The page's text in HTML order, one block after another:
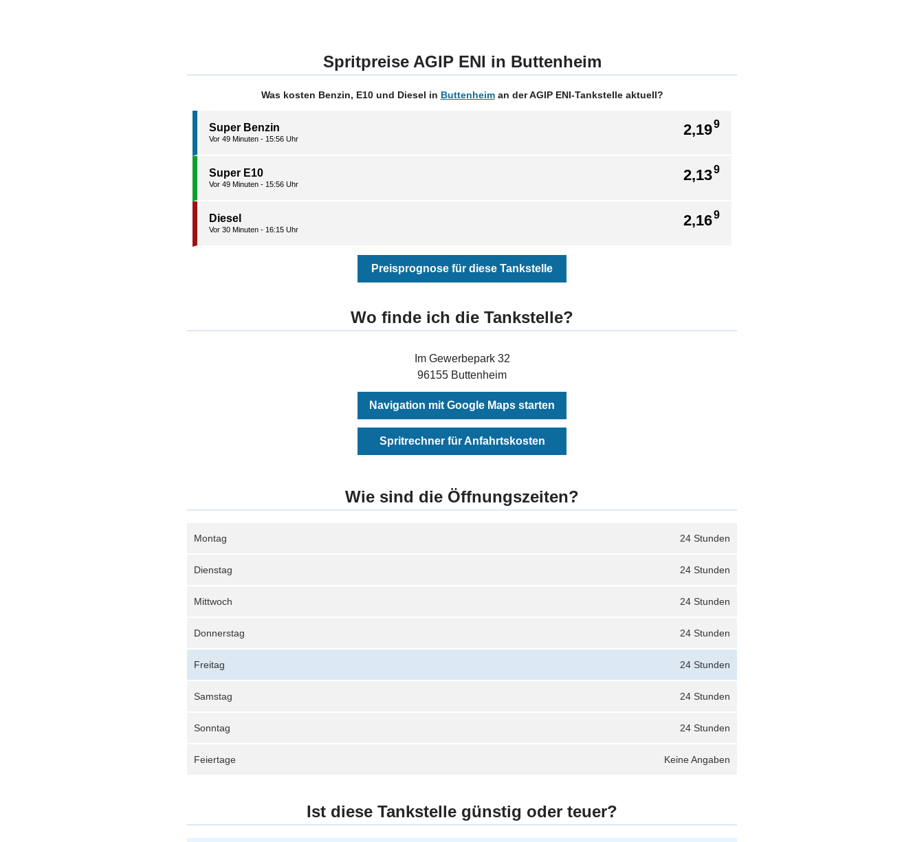
Spritpreise AGIP ENI in Buttenheim
Was kosten Benzin, E10 und Diesel in Buttenheiman der AGIP ENI-Tankstelle aktuell?
2,199
Super Benzin
Vor 49 Minuten - 15:56 Uhr
2,139
Super E10
Vor 49 Minuten - 15:56 Uhr
2,169
Diesel
Vor 30 Minuten - 16:15 Uhr
Preisprognose für diese Tankstelle
Wo finde ich die Tankstelle?
Im Gewerbepark 32
96155 Buttenheim
Navigation mit Google Maps starten
Spritrechner für Anfahrtskosten
Wie sind die Öffnungszeiten?
24 Stunden
Montag
24 Stunden
Dienstag
24 Stunden
Mittwoch
24 Stunden
Donnerstag
24 Stunden
Freitag
24 Stunden
Samstag
24 Stunden
Sonntag
Keine Angaben
Feiertage
Ist diese Tankstelle günstig oder teuer?